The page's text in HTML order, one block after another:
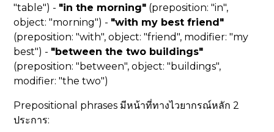
"table") - "in the morning" (preposition: "in",
object: "morning") - "with my best friend"
(preposition: "with", object: "friend", modifier: "my
best") - "between the two buildings"
(preposition: "between", object: "buildings",
modifier: "the two")
Prepositional phrases มีหน้าที่ทางไวยากรณ์หลัก 2
ประการ: